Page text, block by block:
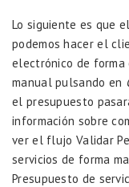
Lo siguiente es que
podemos hacer el
electrónico de
manual pulsando en
el presupuesto
información sobre
ver el flujo Validar
servicios de forma
Presupuesto de